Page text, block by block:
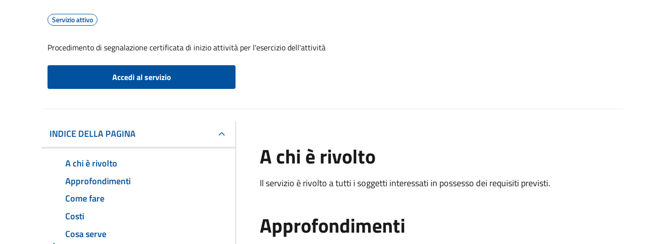
Servizio attivo
Procedimento di segnalazione certificata di inizio attività per l'esercizio dell'attività
Accedi al servizio
INDICE DELLA PAGINA
A chi è rivolto
Approfondimenti
Come fare
Costi
Cosa serve
A chi è rivolto
Il servizio è rivolto a tutti i soggetti interessati in possesso dei requisiti previsti.
Approfondimenti